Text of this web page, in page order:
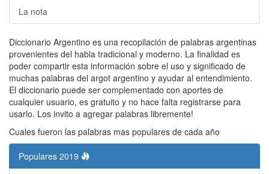
La nota
Diccionario Argentino es una recopilación de palabras argentinas
provenientes del habla tradicional y moderno. La finalidad es
poder compartir esta información sobre el uso y significado de
muchas palabras del argot argentino y ayudar al entendimiento.
El diccionario puede ser complementado con aportes de
cualquier usuario, es gratuito y no hace falta registrarse para
usarlo. Los invito a agregar palabras libremente!
Cuales fueron las palabras mas populares de cada año
Populares 2019